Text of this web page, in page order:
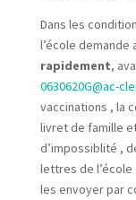
Dans les
l’école
rapidement,
0630620G@ac-
vaccinations , la
livret de famille
d’impossiblité ,
lettres de l’école
les envoyer par